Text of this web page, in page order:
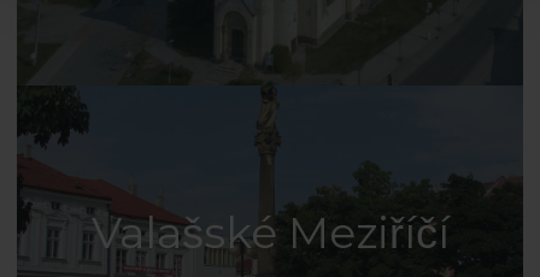
Valašské Meziříčí